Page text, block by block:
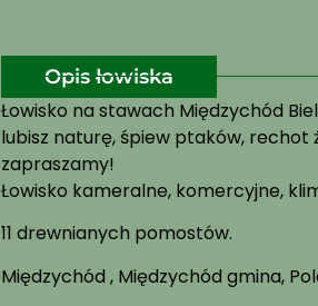
Opis łowiska
Łowisko na stawach Międzychód
lubisz naturę, śpiew ptaków, rechot
zapraszamy!
Łowisko kameralne, komercyjne,
11 drewnianych pomostów.
Międzychód , Międzychód gmina,